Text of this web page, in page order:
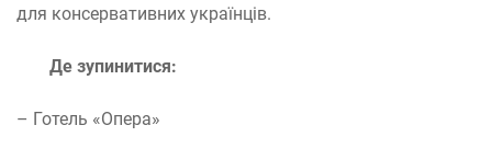
для консервативних українців.
Де зупинитися:
– Готель «Опера»